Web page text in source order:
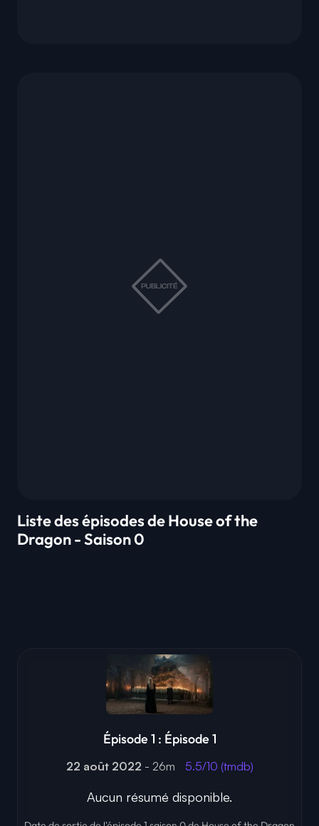
Liste des épisodes de House of the
Dragon - Saison 0
Épisode 1 : Épisode 1
22 août 2022 - 26m 5.5/10 (tmdb)
Aucun résumé disponible.